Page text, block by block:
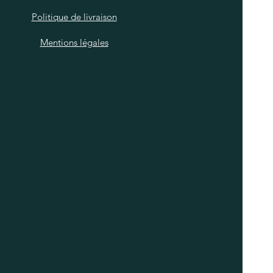
Politique de livraison
Mentions légales